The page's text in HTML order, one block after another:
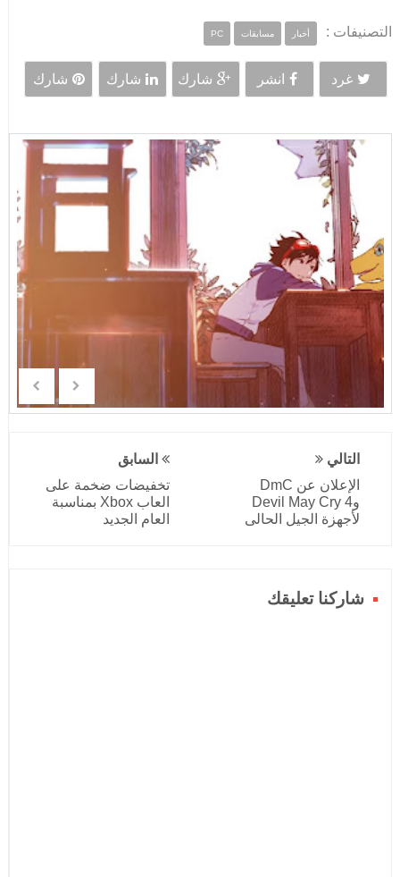
التصنيفات : أخبار مسابقات PC
غرد انشر شارك شارك شارك
التالي
الإعلان عن DmC
وDevil May Cry 4
لأجهزة الجيل الحالى
السابق
تخفيضات ضخمة على
العاب Xbox بمناسبة
العام الجديد
شاركنا تعليقك